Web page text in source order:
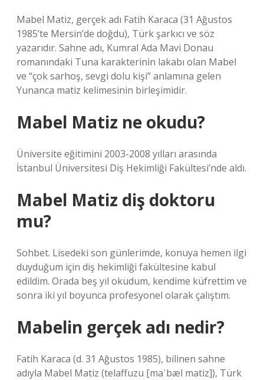
Mabel Matiz, gerçek adı Fatih Karaca (31 Ağustos
1985’te Mersin’de doğdu), Türk şarkıcı ve söz
yazarıdır. Sahne adı, Kumral Ada Mavi Donau
romanındaki Tuna karakterinin lakabı olan Mabel
ve “çok sarhoş, sevgi dolu kişi” anlamına gelen
Yunanca matiz kelimesinin birleşimidir.
Mabel Matiz ne okudu?
Üniversite eğitimini 2003-2008 yılları arasında
İstanbul Üniversitesi Diş Hekimliği Fakültesi’nde aldı.
Mabel Matiz diş doktoru
mu?
Sohbet. Lisedeki son günlerimde, konuya hemen ilgi
duyduğum için diş hekimliği fakültesine kabul
edildim. Orada beş yıl okudum, kendime küfrettim ve
sonra iki yıl boyunca profesyonel olarak çalıştım.
Mabelin gerçek adı nedir?
Fatih Karaca (d. 31 Ağustos 1985), bilinen sahne
adıyla Mabel Matiz (telaffuzu [maˈbæl matiz]), Türk